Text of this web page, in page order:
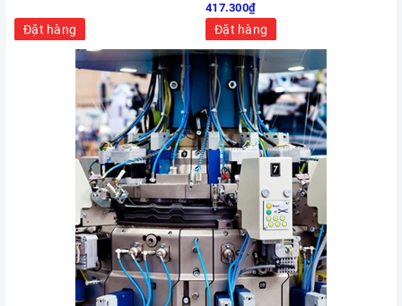
Đặt hàng
417.300₫
Đặt hàng